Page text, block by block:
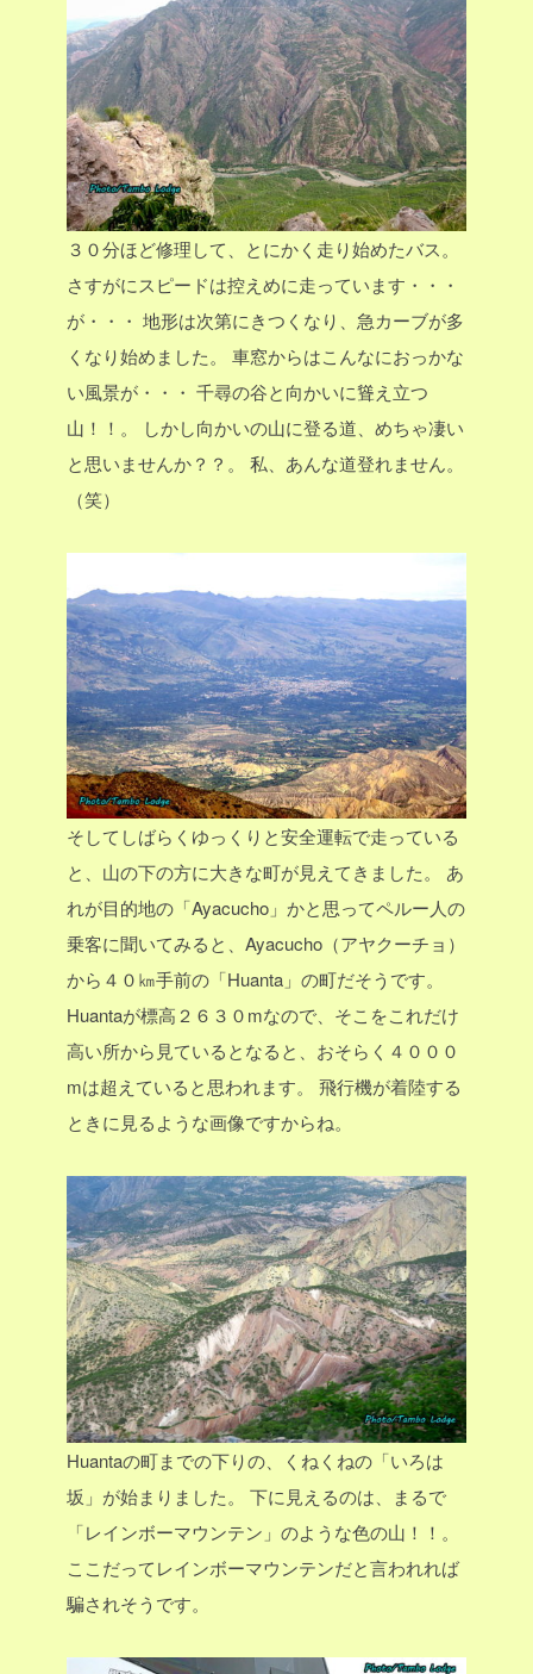
３０分ほど修理して、とにかく走り始めたバス。
さすがにスピードは控えめに走っています・・・
が・・・ 地形は次第にきつくなり、急カーブが多
くなり始めました。
車窓からはこんなにおっかな
い風景が・・・ 千尋の谷と向かいに聳え立つ
山！！。
しかし向かいの山に登る道、めちゃ凄い
と思いませんか？？。
私、あんな道登れません。
（笑）
そしてしばらくゆっくりと安全運転で走っている
と、山の下の方に大きな町が見えてきました。
あ
れが目的地の「Ayacucho」かと思ってペルー人の
乗客に聞いてみると、Ayacucho（アヤクーチョ）
から４０㎞手前の「Huanta」の町だそうです。
Huantaが標高２６３０mなので、そこをこれだけ
高い所から見ているとなると、おそらく４０００
mは超えていると思われます。
飛行機が着陸する
ときに見るような画像ですからね。
Huantaの町までの下りの、くねくねの「いろは
坂」が始まりました。
下に見えるのは、まるで
「レインボーマウンテン」のような色の山！！。
ここだってレインボーマウンテンだと言われれば
騙されそうです。